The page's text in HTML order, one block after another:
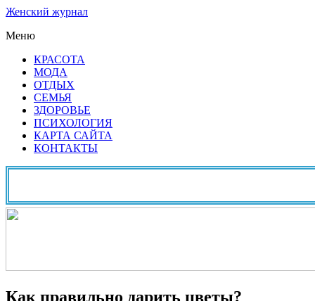
Женский журнал
Меню
КРАСОТА
МОДА
ОТДЫХ
СЕМЬЯ
ЗДОРОВЬЕ
ПСИХОЛОГИЯ
КАРТА САЙТА
КОНТАКТЫ
Как правильно дарить цветы?